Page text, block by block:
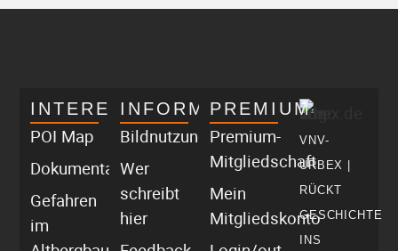
e
VNV-
URBEX |
RÜCKT
GESCHICHTE
INS
INTERESSANT
POI Map
Dokumentationen
Gefahren
im
INFORMATIV
Bildnutzung
Wer
schreibt
hier
PREMIUM
Premium-
Mitgliedschaft
Mein
Mitgliedskonto